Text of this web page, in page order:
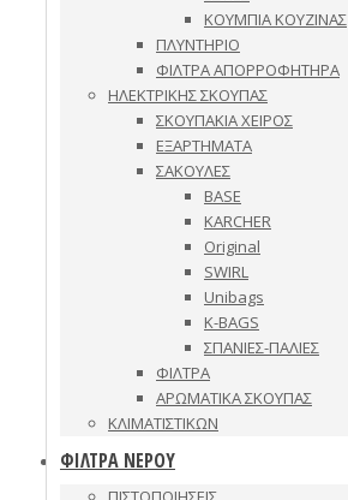
ΚΟΥΜΠΙΑ ΚΟΥΖΙΝΑΣ
ΠΛΥΝΤΗΡΙΟ
ΦΙΛΤΡΑ ΑΠΟΡΡΟΦΗΤΗΡΑ
ΗΛΕΚΤΡΙΚΗΣ ΣΚΟΥΠΑΣ
ΣΚΟΥΠΑΚΙΑ ΧΕΙΡΟΣ
ΕΞΑΡΤΗΜΑΤΑ
ΣΑΚΟΥΛΕΣ
BASE
KARCHER
Original
SWIRL
Unibags
K-BAGS
ΣΠΑΝΙΕΣ-ΠΑΛΙΕΣ
ΦΙΛΤΡΑ
ΑΡΩΜΑΤΙΚΑ ΣΚΟΥΠΑΣ
ΚΛΙΜΑΤΙΣΤΙΚΩΝ
ΦΙΛΤΡΑ ΝΕΡΟΥ